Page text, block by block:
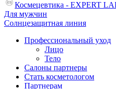
Космецевтика - EXPERT
Для мужчин
Солнцезащитная линия
Профессиональный уход
Лицо
Тело
Салоны партнеры
Стать косметологом
Партнерам